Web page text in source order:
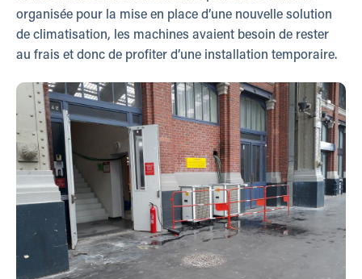
organisée pour la mise en place d’une nouvelle solution
de climatisation, les machines avaient besoin de rester
au frais et donc de profiter d’une installation temporaire.